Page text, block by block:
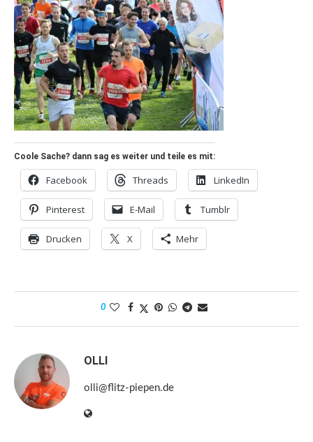
Coole Sache? dann sag es weiter und teile es mit:
Facebook Threads LinkedIn
Pinterest E-Mail Tumblr
Drucken X Mehr
0
OLLI
olli@flitz-piepen.de